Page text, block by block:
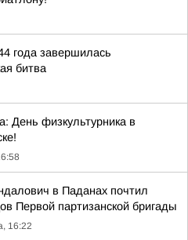
года завершилась
битва
День физкультурника в
в Паданах почтил
Первой партизанской бригады
16:22